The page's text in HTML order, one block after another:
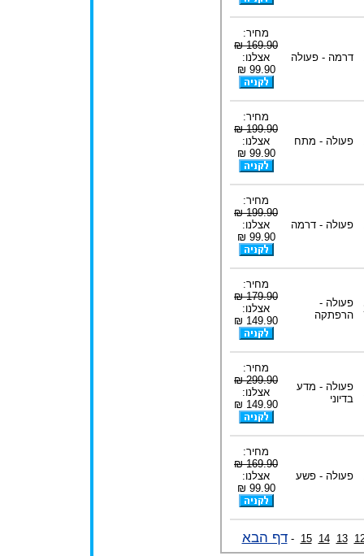
דרמה - פעולה
מחיר:
169.90 ₪
אצלנו:
99.90 ₪
פעולה - מתח
מחיר:
199.90 ₪
אצלנו:
99.90 ₪
פעולה - דרמה
מחיר:
199.90 ₪
אצלנו:
99.90 ₪
פעולה -
הרפתקה
מחיר:
179.90 ₪
אצלנו:
149.90 ₪
פעולה - מדע
בדיוני
מחיר:
299.90 ₪
אצלנו:
149.90 ₪
פעולה - פשע
מחיר:
169.90 ₪
אצלנו:
99.90 ₪
13
14
15
-דף הבא